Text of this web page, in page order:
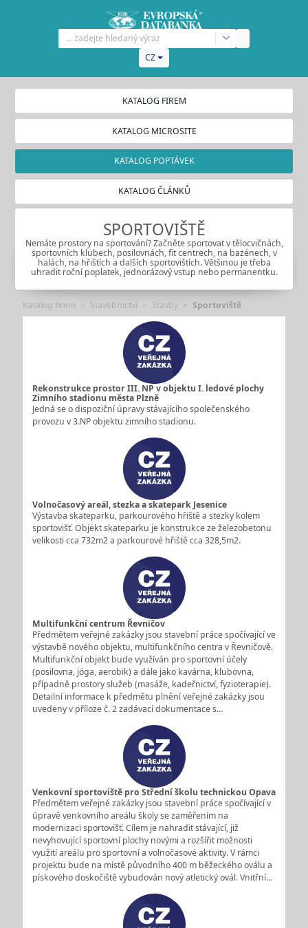
CZ
KATALOG FIREM
KATALOG MICROSITE
KATALOG POPTÁVEK
KATALOG ČLÁNKŮ
SPORTOVIŠTĚ
Nemáte prostory na sportování? Začněte sportovat v tělocvičnách,
sportovních klubech, posilovnách, fit centrech, na bazénech, v
halách, na hřištích a dalších sportovištích. Většinou je třeba
uhradit roční poplatek, jednorázový vstup nebo permanentku.
Katalog firem Stavebnictví Stavby Sportoviště
Rekonstrukce prostor III. NP v objektu I. ledové plochy
Zimního stadionu města Plzně
Jedná se o dispoziční úpravy stávajícího společenského
provozu v 3.NP objektu zimního stadionu.
Volnočasový areál, stezka a skatepark Jesenice
Výstavba skateparku, parkourového hřiště a stezky kolem
sportovišť. Objekt skateparku je konstrukce ze železobetonu
velikosti cca 732m2 a parkourové hřiště cca 328,5m2.
Multifunkční centrum Řevničov
Předmětem veřejné zakázky jsou stavební práce spočívající ve
výstavbě nového objektu, multifunkčního centra v Řevničově.
Multifunkční objekt bude využíván pro sportovní účely
(posilovna, jóga, aerobik) a dále jako kavárna, klubovna,
případně prostory služeb (masáže, kadeřnictví, fyzioterapie).
Detailní informace k předmětu plnění veřejné zakázky jsou
uvedeny v příloze č. 2 zadávací dokumentace s…
Venkovní sportoviště pro Střední školu technickou Opava
Předmětem veřejné zakázky jsou stavební práce spočívající v
úpravě venkovního areálu školy se zaměřením na
modernizaci sportovišť. Cílem je nahradit stávající, již
nevyhovující sportovní plochy novými a rozšířit možnosti
využití areálu pro sportovní a volnočasové aktivity. V rámci
projektu bude na místě původního 400 m běžeckého oválu a
pískového doskočiště vybudován nový atletický ovál. Vnitřní…